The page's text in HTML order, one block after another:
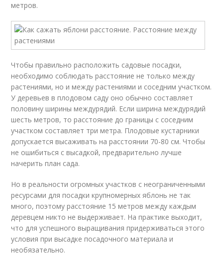
метров.
Чтобы правильно расположить садовые посадки,
необходимо соблюдать расстояние не только между
растениями, но и между растениями и соседним участком.
У деревьев в плодовом саду оно обычно составляет
половину ширины междурядий. Если ширина междурядий
шесть метров, то расстояние до границы с соседним
участком составляет три метра. Плодовые кустарники
допускается высаживать на расстоянии 70-80 см. Чтобы
не ошибиться с высадкой, предварительно лучше
начерить план сада.
Но в реальности огромных участков с неограниченными
ресурсами для посадки крупномерных яблонь не так
много, поэтому расстояние 15 метров между каждым
деревцем никто не выдерживает. На практике выходит,
что для успешного выращивания придерживаться этого
условия при высадке посадочного материала и
необязательно.